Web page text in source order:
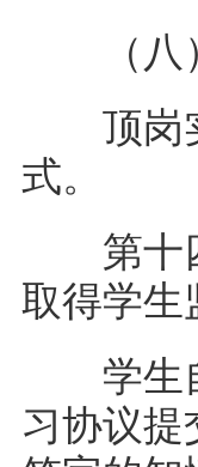
（八
顶岗实
式。
第十四
取得学
学生自
习协议提